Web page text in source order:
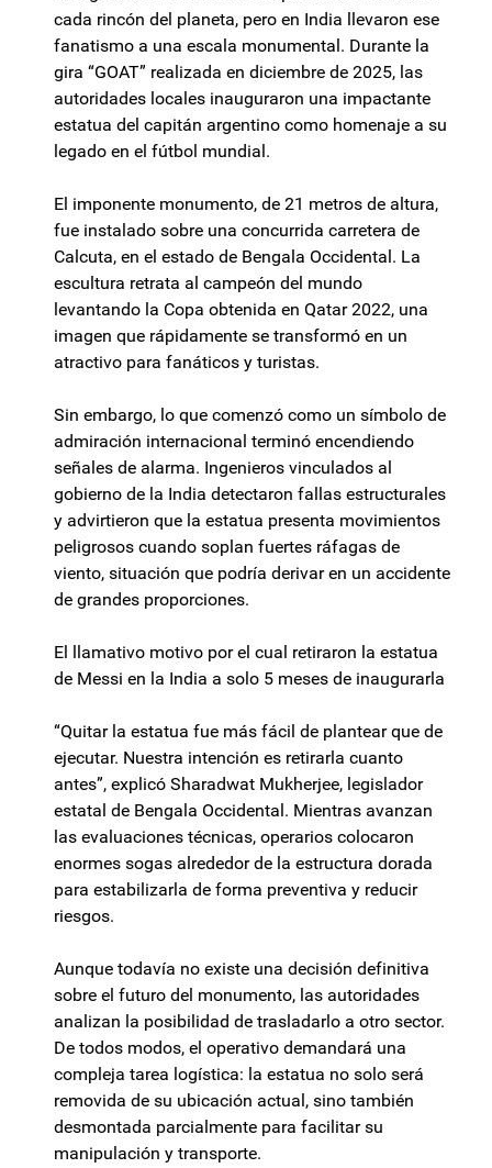
cada rincón del planeta, pero en India llevaron ese
fanatismo a una escala monumental. Durante la
gira “GOAT” realizada en diciembre de 2025, las
autoridades locales inauguraron una impactante
estatua del capitán argentino como homenaje a su
legado en el fútbol mundial.
El imponente monumento, de 21 metros de altura,
fue instalado sobre una concurrida carretera de
Calcuta, en el estado de Bengala Occidental. La
escultura retrata al campeón del mundo
levantando la Copa obtenida en Qatar 2022, una
imagen que rápidamente se transformó en un
atractivo para fanáticos y turistas.
Sin embargo, lo que comenzó como un símbolo de
admiración internacional terminó encendiendo
señales de alarma. Ingenieros vinculados al
gobierno de la India detectaron fallas estructurales
y advirtieron que la estatua presenta movimientos
peligrosos cuando soplan fuertes ráfagas de
viento, situación que podría derivar en un accidente
de grandes proporciones.
El llamativo motivo por el cual retiraron la estatua
de Messi en la India a solo 5 meses de inaugurarla
“Quitar la estatua fue más fácil de plantear que de
ejecutar. Nuestra intención es retirarla cuanto
antes”, explicó Sharadwat Mukherjee, legislador
estatal de Bengala Occidental. Mientras avanzan
las evaluaciones técnicas, operarios colocaron
enormes sogas alrededor de la estructura dorada
para estabilizarla de forma preventiva y reducir
riesgos.
Aunque todavía no existe una decisión definitiva
sobre el futuro del monumento, las autoridades
analizan la posibilidad de trasladarlo a otro sector.
De todos modos, el operativo demandará una
compleja tarea logística: la estatua no solo será
removida de su ubicación actual, sino también
desmontada parcialmente para facilitar su
manipulación y transporte.